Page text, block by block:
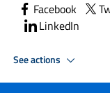
Facebook
LinkedIn
See actions